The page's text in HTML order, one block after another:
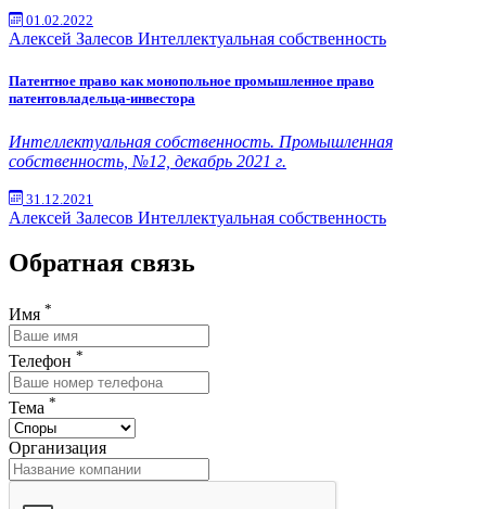
01.02.2022
Алексей Залесов Интеллектуальная собственность
Патентное право как монопольное промышленное право
патентовладельца-инвестора
Интеллектуальная собственность. Промышленная
собственность, №12, декабрь 2021 г.
31.12.2021
Алексей Залесов Интеллектуальная собственность
Обратная связь
Имя *
Телефон *
Тема *
Организация